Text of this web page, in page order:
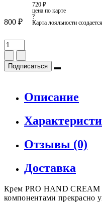
800 ₽
720 ₽
цена по карте
?
Карта лояльности
Подписаться
Описание
Отзывы (0)
Доставка
Крем PRO HAND CREAM
компонентами прекрасно